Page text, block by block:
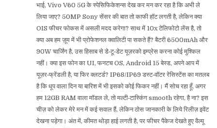
भाई, Vivo V60 5G के स्पेसिफिकेशन्स देख कर मन कर रहा है कि अभी ले
लिया जाए? 50MP Sony सेंसर की बात तो काफी हॉट लगती है, लेकिन क्या
OIS फीचर फोकस में असली मदद करेगा? साथ में 10x टेलिफोटो लेंस है, तो
क्या अब हम ज़ूम में भी प्रोफेशनल क्वालिटी पा सकते हैं? बैटरी 6500mAh और
90W चार्जिंग है, उस हिसाब से डे‑टू‑डेट यूज़रको इम्प्रेस करना कोई मुश्किल
नहीं। क्या इस फोन का UI, फनटच OS, Android 15 बेस्ड, अपने आप में
यूज़र‑फ्रेंडली है, या फिर क्लटर्ड? IP68/IP69 डस्ट‑वॉटर रेसिस्टेंस का मतलब
है कि धूप वाला दिन या बारिश में भी इसको कोई फिकर नहीं। मैं सोच रहा हूँ, अगर
हम 12GB RAM वाला मॉडल ले, तो मल्टी‑टास्किंग smooth रहेगा, है ना? इस
चीज़ को लेकर मेरे मन में कई सवाल हैं, लेकिन ठोस जानकारी के लिये रिलीज़ इवेंट
देखना पड़ेगा। अंत में, कीमत थोड़ा हाई लगती है, पर फीचर पैकेज देखते हुए वैल्यू